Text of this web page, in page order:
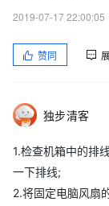
2019-07-17 22:00:05
赞同
独步清客
1.检查机箱中的排
一下排线;
2.将固定电脑风扇